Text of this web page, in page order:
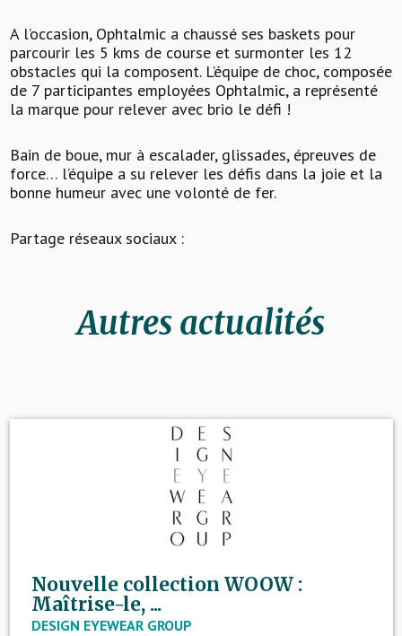
A l’occasion, Ophtalmic a chaussé ses baskets pour
parcourir les 5 kms de course et surmonter les 12
obstacles qui la composent. L’équipe de choc, composée
de 7 participantes employées Ophtalmic, a représenté
la marque pour relever avec brio le défi !
Bain de boue, mur à escalader, glissades, épreuves de
force… l’équipe a su relever les défis dans la joie et la
bonne humeur avec une volonté de fer.
Partage réseaux sociaux :
Autres actualités
Nouvelle collection WOOW :
Maîtrise-le, ...
DESIGN EYEWEAR GROUP